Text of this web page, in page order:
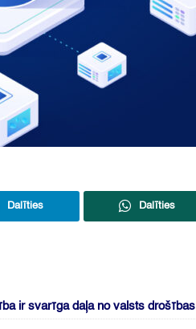
Dalīties Dalīties
ir svarīga daļa no valsts drošības